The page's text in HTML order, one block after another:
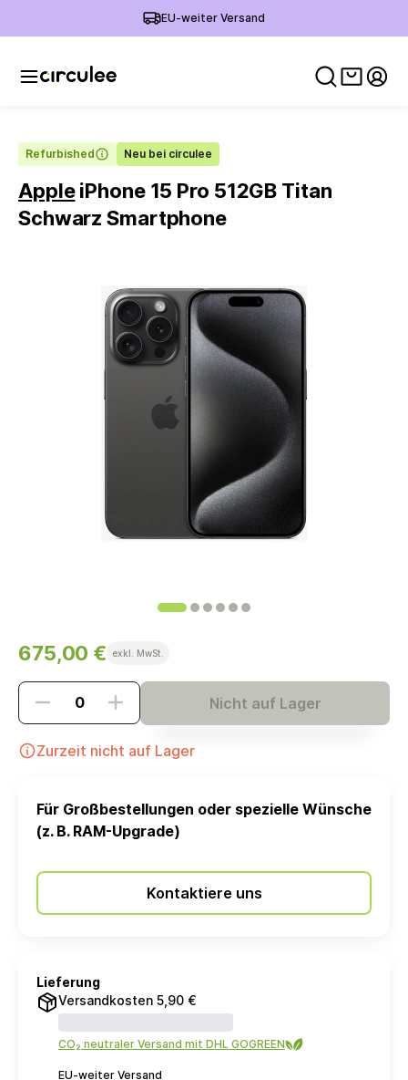
EU-weiter Versand
Refurbished Neu bei circulee
AppleiPhone 15 Pro 512GB Titan
Schwarz Smartphone
675,00 € exkl. MwSt.
Nicht auf Lager
Zurzeit nicht auf Lager
Für Großbestellungen oder spezielle Wünsche
(z. B. RAM-Upgrade)
Kontaktiere uns
Lieferung
Versandkosten 5,90 €
CO₂ neutraler Versand mit DHL GOGREEN
EU-weiter Versand